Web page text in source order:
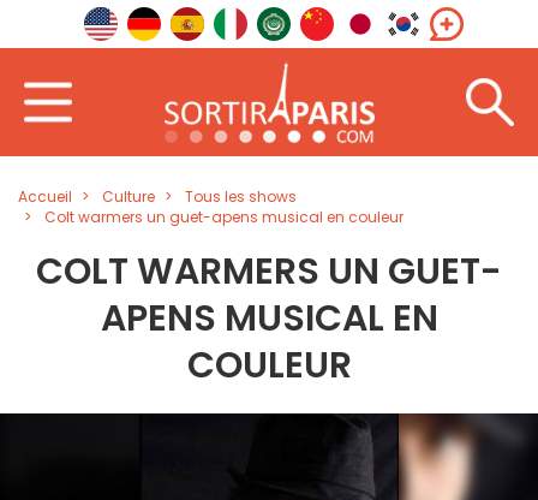
Accueil Culture
Tous les shows
Colt warmers un guet-apens musical en couleur
COLT WARMERS UN GUET-
APENS MUSICAL EN
COULEUR